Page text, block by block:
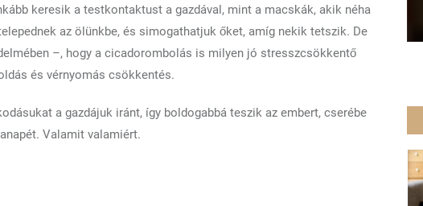
keresik a testkontaktust a gazdával, mint a macskák, akik néha
az ölünkbe, és simogathatjuk őket, amíg nekik tetszik. De
–, hogy a cicadorombolás is milyen jó stresszcsökkentő
és vérnyomás csökkentés.
a gazdájuk iránt, így boldogabbá teszik az embert, cserébe
Valamit valamiért.